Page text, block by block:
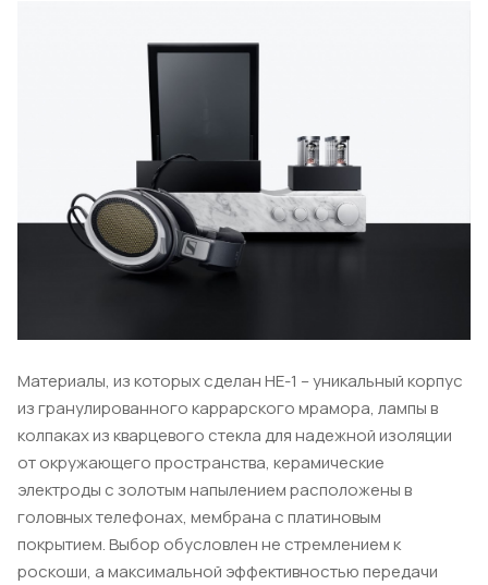
Материалы, из которых сделан HE-1 – уникальный корпус
из гранулированного каррарского мрамора, лампы в
колпаках из кварцевого стекла для надежной изоляции
от окружающего пространства, керамические
электроды с золотым напылением расположены в
головных телефонах, мембрана с платиновым
покрытием. Выбор обусловлен не стремлением к
роскоши, а максимальной эффективностью передачи